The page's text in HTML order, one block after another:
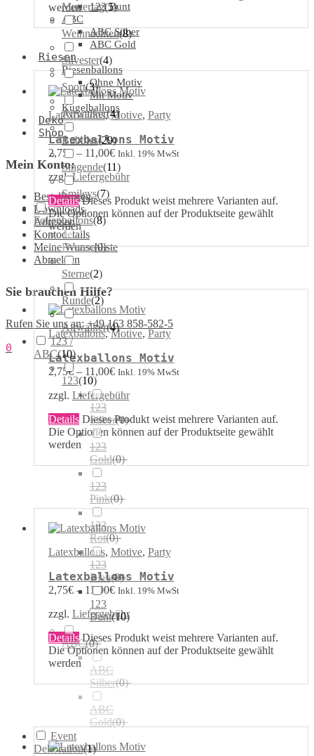
123 Bunt
ABC
ABC Silber
ABC Gold
Riesen
Riesenballons
Ohne Motiv
Mit Motiv
Kugelballons
Deko
Shop
Mein Konto:
Bestellungen
Downloads
Adressen
Kontodetails
Meine Wunschliste
Abmelden
Sie brauchen Hilfe?
Rufen Sie uns an: +49 163 858-582-5
0
werden
Latexballons,Motive, Party
Latexballons Motiv
2,75€– 11,00€ Inkl. 19% MwSt
zzgl.Liefergebühr
Details Dieses Produkt weist mehrere Varianten auf.
Die Optionen können auf der Produktseite gewählt
werden
Latexballons,Motive, Party
Latexballons Motiv
2,75€– 11,00€ Inkl. 19% MwSt
zzgl. Liefergebühr
Details Dieses Produkt weist mehrere Varianten auf.
Die Optionen können auf der Produktseite gewählt
werden
Latexballons, Motive, Party
Latexballons Motiv
2,75€– 11,00€ Inkl. 19% MwSt
zzgl. Liefergebühr
Details Dieses Produkt weist mehrere Varianten auf.
Die Optionen können auf der Produktseite gewählt
werden
Muttertag(5)
Weihnachten(8)
Silvester(4)
Sport(3)
Airwalker(4)
Bubbles(29)
Singende(11)
Smileys(7)
Folienballons(8)
Herzen(0)
Sterne(2)
Runde(2)
Airwalker(4)
123 /
ABC(10)
123(10)
123
Silber(0)
123
Gold(0)
123
Pink(0)
123
Rot(0)
123
Blau(0)
123
Bunt(10)
ABC(0)
ABC
Silber(0)
ABC
Gold(0)
Event
Dekoration(1)